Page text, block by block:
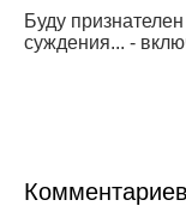
Буду
суждения... -